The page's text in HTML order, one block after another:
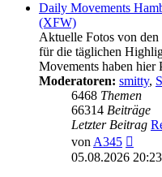
Daily Movements
(XFW)
Aktuelle Fotos von
für die täglichen
Movements haben hier
Moderatoren: smitty,
6468 Themen
66314 Beiträge
Letzter Beitrag
vonA345
05.08.2026